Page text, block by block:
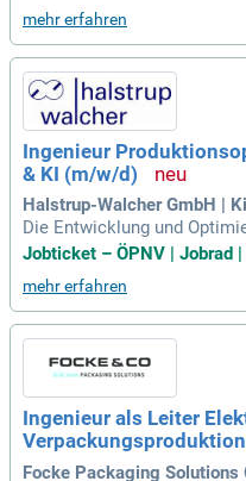
mehr erfahren
Ingenieur
& KI (m/w/d)
Halstrup-Walcher GmbH |
Die Entwicklung und
matisierungslösungen sind
ntliche Rolle, um Effizienz
h die Analyse relevanter
e schnell identifiziert
in Elektrotechnik oder
ge. Kenntnisse in
g mit Python oder C/C++
n Schnittstellen sind von
ls und datengetriebenen
rliche Verbesserung dieser
Jobticket – ÖPNV | Jobrad
mehr erfahren
Ingenieur als Leiter
Focke Packaging Solutions